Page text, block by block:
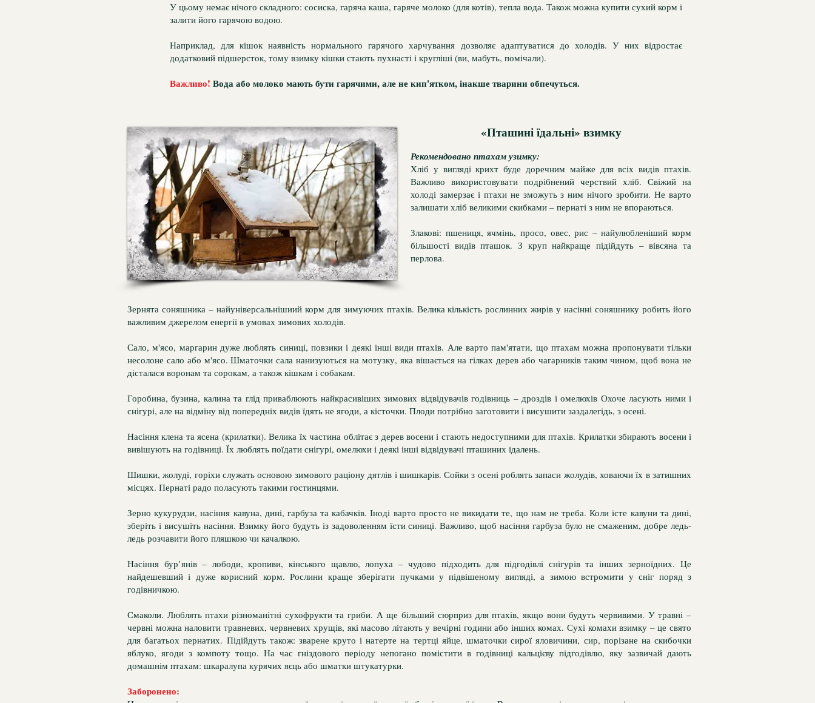
У цьому немає нічого складного: сосиска, гаряча каша, гаряче молоко (для котів), тепла вода. Також можна купити сухий корм і
залити його гарячою водою.
Наприклад, для кішок наявність нормального гарячого харчування дозволяє адаптуватися до холодів. У них відростає
додатковий підшерсток, тому взимку кішки стають пухнасті і кругліші (ви, мабуть, помічали).
Важливо! Вода або молоко мають бути гарячими, але не кип'ятком, інакше тварини обпечуться.
«Пташині їдальні» взимку
Рекомендовано птахам узимку:
Хліб у вигляді крихт буде доречним майже для всіх видів птахів.
Важливо використовувати подрібнений черствий хліб. Свіжий на
холоді замерзає і птахи не зможуть з ним нічого зробити. Не варто
залишати хліб великими скибками – пернаті з ним не впораються.
Злакові: пшениця, ячмінь, просо, овес, рис – найулюбленіший корм
більшості видів пташок. З круп найкраще підійдуть – вівсяна та
перлова.
Зернята соняшника – найуніверсальнішиий корм для зимуючих птахів. Велика кількість рослинних жирів у насінні соняшнику робить його
важливим джерелом енергії в умовах зимових холодів.
Сало, м'ясо, маргарин дуже люблять синиці, повзики і деякі інші види птахів. Але варто пам'ятати, що птахам можна пропонувати тільки
несолоне сало або м'ясо. Шматочки сала нанизуються на мотузку, яка вішається на гілках дерев або чагарників таким чином, щоб вона не
дісталася воронам та сорокам, а також кішкам і собакам.
Горобина, бузина, калина та глід приваблюють найкрасивіших зимових відвідувачів годівниць – дроздів і омелюхів Охоче ласують ними і
снігурі, але на відміну від попередніх видів їдять не ягоди, а кісточки. Плоди потрібно заготовити і висушити заздалегідь, з осені.
Насіння клена та ясена (крилатки). Велика їх частина облітає з дерев восени і стають недоступними для птахів. Крилатки збирають восени і
вивішують на годівниці. Їх люблять поїдати снігурі, омелюхи і деякі інші відвідувачі пташиних їдалень.
Шишки, жолуді, горіхи служать основою зимового раціону дятлів і шишкарів. Сойки з осені роблять запаси жолудів, ховаючи їх в затишних
місцях. Пернаті радо поласують такими гостинцями.
Зерно кукурудзи, насіння кавуна, дині, гарбуза та кабачків. Іноді варто просто не викидати те, що нам не треба. Коли їсте кавуни та дині,
зберіть і висушіть насіння. Взимку його будуть із задоволенням їсти синиці. Важливо, щоб насіння гарбуза було не смаженим, добре ледь-
ледь розчавити його пляшкою чи качалкою.
Насіння бур’янів – лободи, кропиви, кінського щавлю, лопуха – чудово підходить для підгодівлі снігурів та інших зерноїдних. Це
найдешевший і дуже корисний корм. Рослини краще зберігати пучками у підвішеному вигляді, а зимою встромити у сніг поряд з
годівничкою.
Смаколи. Люблять птахи різноманітні сухофрукти та гриби. А ще більший сюрприз для птахів, якщо вони будуть червивими. У травні –
червні можна наловити травневих, червневих хрущів, які масово літають у вечірні години або інших комах. Сухі комахи взимку – це свято
для багатьох пернатих. Підійдуть також: зварене круто і натерте на тертці яйце, шматочки сирої яловичини, сир, порізане на скибочки
яблуко, ягоди з компоту тощо. На час гніздового періоду непогано помістити в годівниці кальцієву підгодівлю, яку зазвичай дають
домашнім птахам: шкаралупа курячих яєць або шматки штукатурки.
Заборонено: